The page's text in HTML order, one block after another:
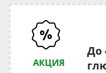
АКЦИЯ
До